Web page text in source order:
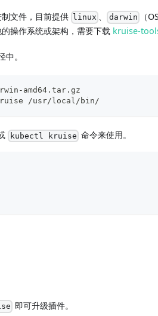
文件，目前提供 linux 、 darwin （
操作系统或架构，需要下载 kruise-
。
amd64.tar.gz
/usr/local/bin/
kubectl kruise 命令来使用。
即可升级插件。